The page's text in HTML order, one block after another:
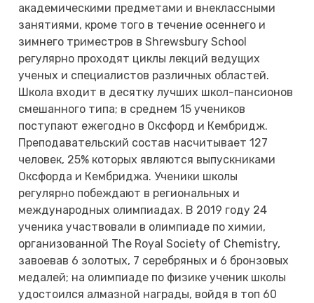
академическими предметами и внеклассными
занятиями, кроме того в течение осеннего и
зимнего триместров в Shrewsbury School
регулярно проходят циклы лекций ведущих
ученых и специалистов различных областей.
Школа входит в десятку лучших школ-пансионов
смешанного типа; в среднем 15 учеников
поступают ежегодно в Оксфорд и Кембридж.
Преподавательский состав насчитывает 127
человек, 25% которых являются выпускниками
Оксфорда и Кембриджа. Ученики школы
регулярно побеждают в региональных и
международных олимпиадах. В 2019 году 24
ученика участвовали в олимпиаде по химии,
организованной The Royal Society of Chemistry,
завоевав 6 золотых, 7 серебряных и 6 бронзовых
медалей; на олимпиаде по физике ученик школы
удостоился алмазной награды, войдя в топ 60